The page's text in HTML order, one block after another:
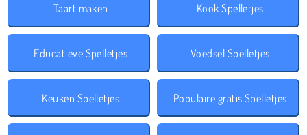
Taart maken Kook Spelletjes
Educatieve Spelletjes Voedsel Spelletjes
Keuken Spelletjes Populaire gratis Spelletjes